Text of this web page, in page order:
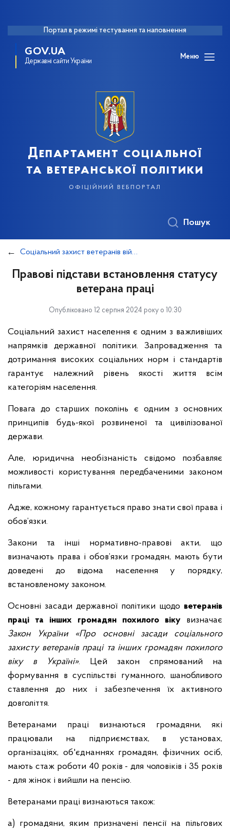
Портал в режимі тестування та наповнення
GOV.UA
Державні сайти України
Меню
Департамент соціальної
та ветеранської політики
офіційний вебпортал
Пошук
Соціальний захист ветеранів війни та праці
Правові підстави встановлення статусу
ветерана праці
Опубліковано 12 серпня 2024 року о 10:30
Соціальний захист населення є одним з важливіших
напрямків державної політики. Запровадження та
дотримання високих соціальних норм і стандартів
гарантує належний рівень якості життя всім
категоріям населення.
Повага до старших поколінь є одним з основних
принципів будь-якої розвиненої та цивілізованої
держави.
Але, юридична необізнаність свідомо позбавляє
можливості користування передбаченими законом
пільгами.
Адже, кожному гарантується право знати свої права і
обов’язки.
Закони та інші нормативно-правові акти, що
визначають права і обов’язки громадян, мають бути
доведені до відома населення у порядку,
встановленому законом.
Основні засади державної політики щодо ветеранів
праці та інших громадян похилого віку визначає
Закон України «Про основні засади соціального
захисту ветеранів праці та інших громадян похилого
віку в Україні». Цей закон спрямований на
формування в суспільстві гуманного, шанобливого
ставлення до них і забезпечення їх активного
довголіття.
Ветеранами праці визнаються громадяни, які
працювали на підприємствах, в установах,
організаціях, об'єднаннях громадян, фізичних осіб,
мають стаж роботи 40 років - для чоловіків і 35 років
- для жінок і вийшли на пенсію.
Ветеранами праці визнаються також:
а) громадяни, яким призначені пенсії на пільгових